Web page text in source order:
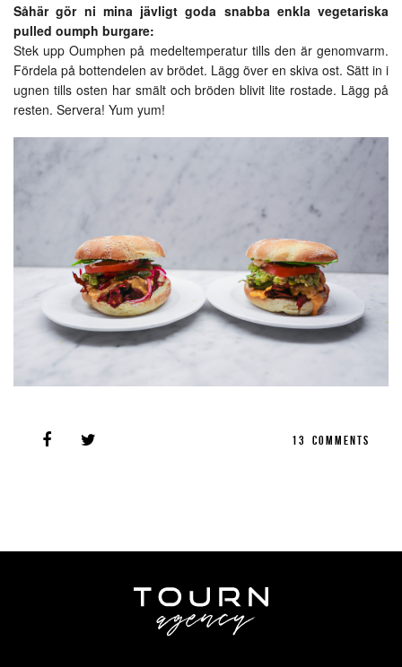
Såhär gör ni mina jävligt goda snabba enkla vegetariska
pulled oumph burgare:
Stek upp Oumphen på medeltemperatur tills den är genomvarm.
Fördela på bottendelen av brödet. Lägg över en skiva ost. Sätt in i
ugnen tills osten har smält och bröden blivit lite rostade. Lägg på
resten. Servera! Yum yum!
13 COMMENTS